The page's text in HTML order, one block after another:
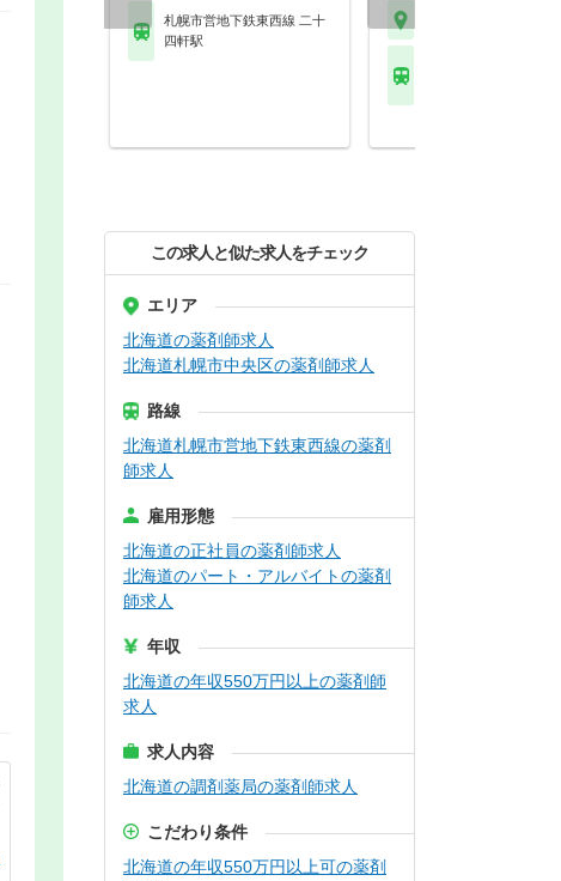
札幌市営地下鉄東西線 二十
四軒駅
この求人と似た求人をチェック
エリア
北海道の薬剤師求人
北海道札幌市中央区の薬剤師求人
路線
北海道札幌市営地下鉄東西線の薬剤
師求人
雇用形態
北海道の正社員の薬剤師求人
北海道のパート・アルバイトの薬剤
師求人
年収
北海道の年収550万円以上の薬剤師
求人
求人内容
北海道の調剤薬局の薬剤師求人
こだわり条件
北海道の年収550万円以上可の薬剤